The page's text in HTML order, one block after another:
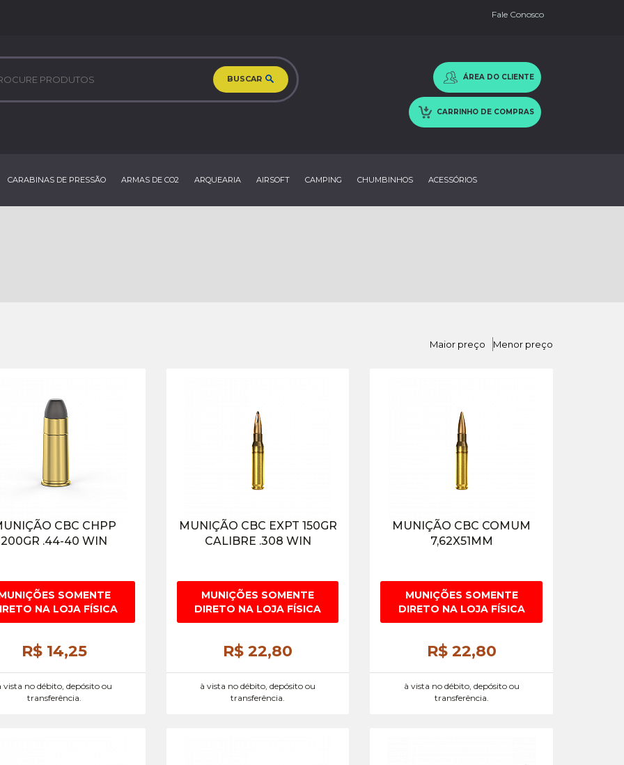
Fale Conosco
BUSCAR ÁREA DO CLIENTE
CARRINHO DE COMPRAS
CARABINAS DE PRESSÃO ARMAS DE CO2 ARQUEARIA AIRSOFT CAMPING CHUMBINHOS ACESSÓRIOS
Maior preço Menor preço
CBC CHPP
200GR .44-40 WIN
SOMENTE
NA LOJA FÍSICA
R$ 14,25
vista no débito, depósito ou
transferência.
MUNIÇÃO CBC EXPT 150GR
CALIBRE .308 WIN
MUNIÇÕES SOMENTE
DIRETO NA LOJA FÍSICA
R$ 22,80
à vista no débito, depósito ou
transferência.
MUNIÇÃO CBC COMUM
7,62X51MM
MUNIÇÕES SOMENTE
DIRETO NA LOJA FÍSICA
R$ 22,80
à vista no débito, depósito ou
transferência.